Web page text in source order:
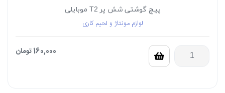
پیچ گوشتی شش پر T2 موبایلی
لوازم مونتاژ و لحیم کاری
160,000تومان